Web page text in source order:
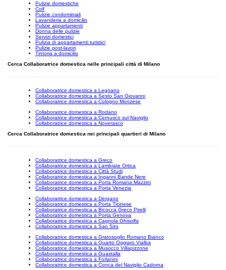
Pulizie domestiche
Colf
Pulizie condominiali
Lavanderia a domicilio
Pulizie appartamenti
Donna delle pulizie
Servizi domestici
Pulizia di appartamenti turistici
Pulizie post-lavori
Tintoria a domicilio
Cerca Collaboratrice domestica nelle principali città di Milano
Collaboratrice domestica a Legnano
Collaboratrice domestica a Sesto San Giovanni
Collaboratrice domestica a Cologno Monzese
Collaboratrice domestica a Rodano
Collaboratrice domestica a Cernusco sul Naviglio
Collaboratrice domestica a Noverasco
Cerca Collaboratrice domestica nei principali quartieri di Milano
Collaboratrice domestica a Greco
Collaboratrice domestica a Lambrate Ortica
Collaboratrice domestica a Città Studi
Collaboratrice domestica a Inganni Bande Nere
Collaboratrice domestica a Porta Romana Mazzini
Collaboratrice domestica a Porta Venezia
Collaboratrice domestica a Dergano
Collaboratrice domestica a Porta Ticinese
Collaboratrice domestica a Bicocca Greco Pirelli
Collaboratrice domestica a Porta Genova
Collaboratrice domestica a Cagnola Ghisolfa
Collaboratrice domestica a San Siro
Collaboratrice domestica a Gratosoglio Romano Bianco
Collaboratrice domestica a Quarto Oggiaro Vialba
Collaboratrice domestica a Musocco Villapizzone
Collaboratrice domestica a Guastalla
Collaboratrice domestica a Forlanini
Collaboratrice domestica a Conca del Naviglio Cadorna